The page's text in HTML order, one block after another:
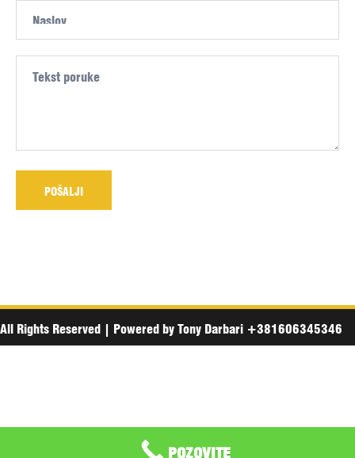
All Rights Reserved Powered by Tony Darbari +381606345346
POZOVITE